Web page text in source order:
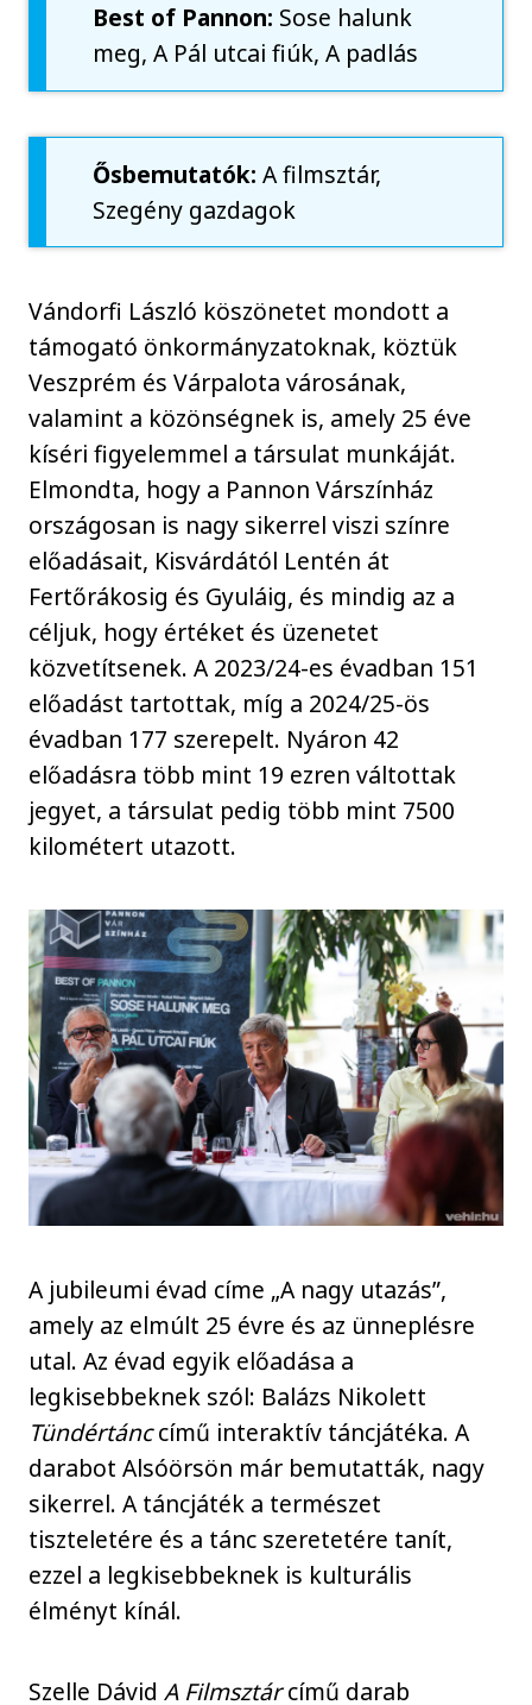
Best of Pannon: Sose halunk
meg, A Pál utcai fiúk, A padlás
Ősbemutatók: A filmsztár,
Szegény gazdagok
Vándorfi László köszönetet mondott a
támogató önkormányzatoknak, köztük
Veszprém és Várpalota városának,
valamint a közönségnek is, amely 25 éve
kíséri figyelemmel a társulat munkáját.
Elmondta, hogy a Pannon Várszínház
országosan is nagy sikerrel viszi színre
előadásait, Kisvárdától Lentén át
Fertőrákosig és Gyuláig, és mindig az a
céljuk, hogy értéket és üzenetet
közvetítsenek. A 2023/24-es évadban 151
előadást tartottak, míg a 2024/25-ös
évadban 177 szerepelt. Nyáron 42
előadásra több mint 19 ezren váltottak
jegyet, a társulat pedig több mint 7500
kilométert utazott.
A jubileumi évad címe „A nagy utazás”,
amely az elmúlt 25 évre és az ünneplésre
utal. Az évad egyik előadása a
legkisebbeknek szól: Balázs Nikolett
Tündértánccímű interaktív táncjátéka. A
darabot Alsóörsön már bemutatták, nagy
sikerrel. A táncjáték a természet
tiszteletére és a tánc szeretetére tanít,
ezzel a legkisebbeknek is kulturális
élményt kínál.
Szelle DávidA Filmsztárcímű darab